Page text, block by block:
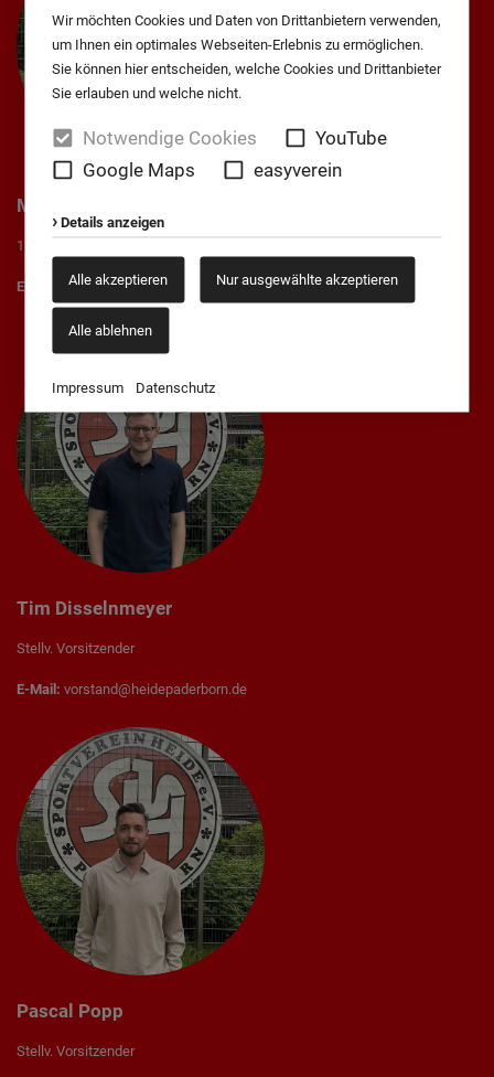
Wir möchten Cookies und Daten von Drittanbietern verwenden,
um Ihnen ein optimales Webseiten-Erlebnis zu ermöglichen.
Sie können hier entscheiden, welche Cookies und Drittanbieter
Sie erlauben und welche nicht.
Notwendige Cookies
YouTube
Google Maps
easyverein
Details anzeigen
Alle akzeptieren Nur ausgewählte akzeptieren
Alle ablehnen
Impressum Datenschutz
Marius von Cysewski
1. Vorsitzender
E-Mail: vorstand@heidepaderborn.de
Tim Disselnmeyer
Stellv. Vorsitzender
E-Mail: vorstand@heidepaderborn.de
Pascal Popp
Stellv. Vorsitzender